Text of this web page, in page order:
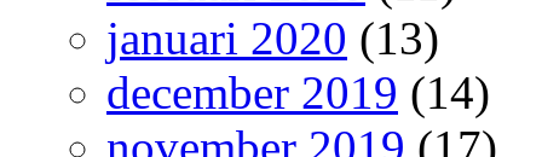
januari 2020 (13)
december 2019 (14)
november 2019 (17)